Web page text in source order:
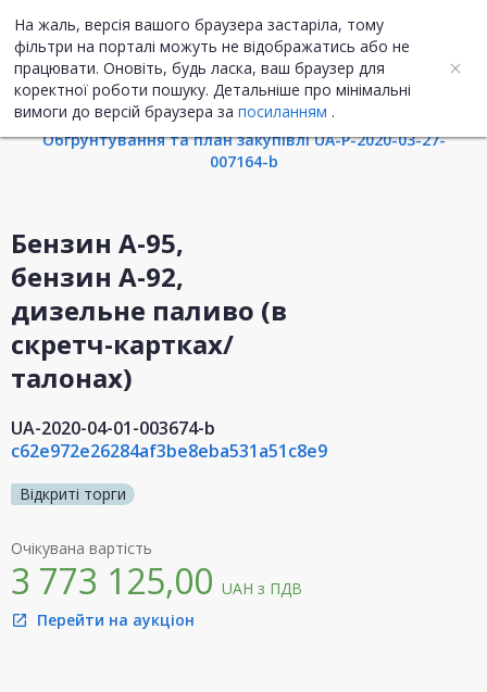
На жаль, версія вашого браузера застаріла, тому
фільтри на порталі можуть не відображатись або не
працювати. Оновіть, будь ласка, ваш браузер для
коректної роботи пошуку. Детальніше про мінімальні
вимоги до версій браузера за посиланням .
UA ENG
Інформація про закупівлю
Обгрунтування та план закупівлі UA-P-2020-03-27-
007164-b
Бензин А-95,
бензин А-92,
дизельне паливо (в
скретч-картках/
талонах)
UA-2020-04-01-003674-b
c62e972e26284af3be8eba531a51c8e9
Відкриті торги
Очікувана вартість
3 773 125,00 UAH з ПДВ
open_in_new Перейти на аукціон